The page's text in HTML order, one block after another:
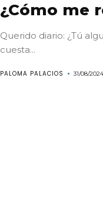
¿Cómo me
Querido diario: ¿Tú
cuesta...
PALOMA PALACIOS 31/08/2024